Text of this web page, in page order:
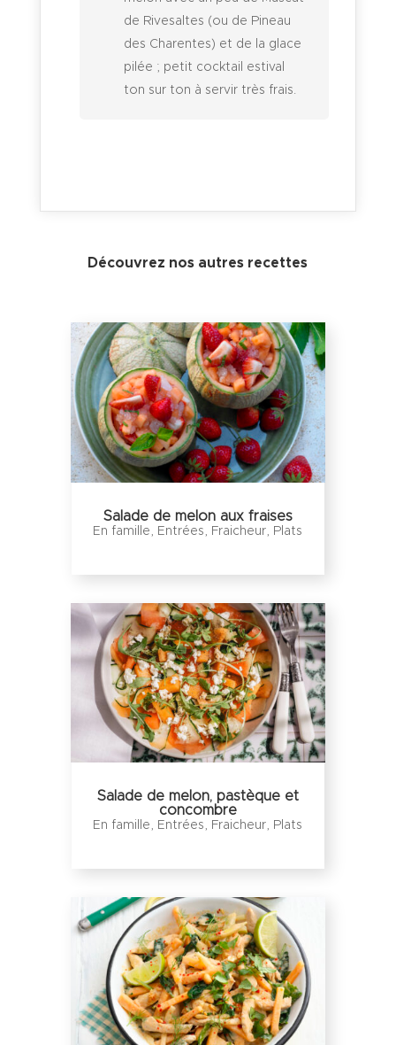
de Rivesaltes (ou de Pineau
des Charentes) et de la glace
pilée ; petit cocktail estival
ton sur ton à servir très frais.
Découvrez nos autres recettes
Salade de melon aux fraises
En famille Entrées Fraicheur Plats
Salade de melon, pastèque et
concombre
En famille, Entrées, Fraicheur, Plats